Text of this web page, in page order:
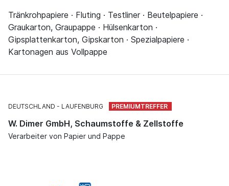
Tränkrohpapiere · Fluting · Testliner · Beutelpapiere ·
Graukarton, Graupappe · Hülsenkarton ·
Gipsplattenkarton, Gipskarton · Spezialpapiere ·
Kartonagen aus Vollpappe
DEUTSCHLAND LAUFENBURG
W. Dimer GmbH, Schaumstoffe & Zellstoffe
Verarbeiter von Papier und Pappe